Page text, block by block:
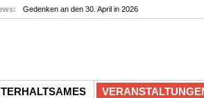
Gedenkfeier zum 10. Todestag von Rupert Neudeck am...